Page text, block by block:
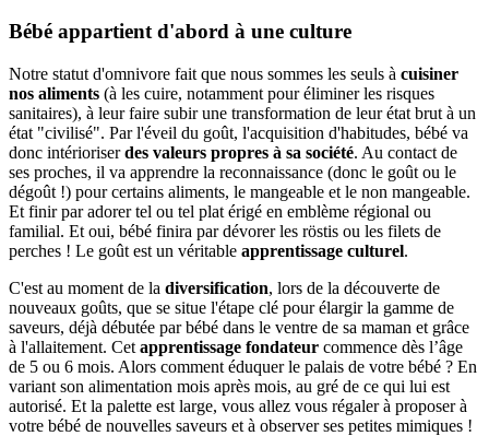
Bébé appartient d'abord à une culture
Notre statut d'omnivore fait que nous sommes les seuls à cuisiner
nos aliments (à les cuire, notamment pour éliminer les risques
sanitaires), à leur faire subir une transformation de leur état brut à un
état "civilisé". Par l'éveil du goût, l'acquisition d'habitudes, bébé va
donc intérioriserdes valeurs propres à sa société. Au contact de
ses proches, il va apprendre la reconnaissance (donc le goût ou le
dégoût !) pour certains aliments, le mangeable et le non mangeable.
Et finir par adorer tel ou tel plat érigé en emblème régional ou
familial. Et oui, bébé finira par dévorer les röstis ou les filets de
perches ! Le goût est un véritable apprentissage culturel.
C'est au moment de la diversification, lors de la découverte de
nouveaux goûts, que se situe l'étape clé pour élargir la gamme de
saveurs, déjà débutée par bébé dans le ventre de sa maman et grâce
à l'allaitement. Cet apprentissage fondateur commence dès l’âge
de 5 ou 6 mois. Alors comment éduquer le palais de votre bébé ? En
variant son alimentation mois après mois, au gré de ce qui lui est
autorisé. Et la palette est large, vous allez vous régaler à proposer à
votre bébé de nouvelles saveurs et à observer ses petites mimiques !